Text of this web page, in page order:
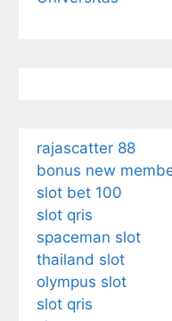
rajascatter 88
bonus new
slot bet 100
slot qris
spaceman slot
thailand slot
olympus slot
slot qris